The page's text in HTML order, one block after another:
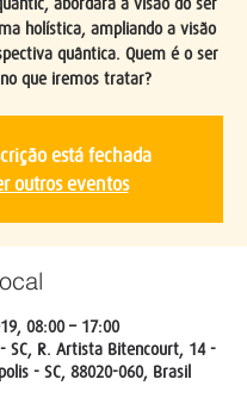
holística, ampliando a visão
quântica. Quem é o ser
que iremos tratar?
está fechada
outros eventos
08:00 – 17:00
- SC, R. Artista Bitencourt, 14 -
- SC, 88020-060, Brasil